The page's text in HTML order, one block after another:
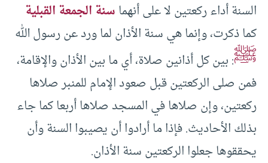
السنة أداء ركعتين لا على أنهماسنة الجمعة القبلية
كما ذكرت، وإنما هي سنة الأذان لما ورد عن رسول الله
ﷺ: بين كل أذانين صلاة، أي ما بين الأذان والإقامة،
فمن صلى الركعتين قبل صعود الإمام للمنبر صلاها
ركعتين، وإن صلاها في المسجد صلاها أربعا كما جاء
بذلك الأحاديث. فإذا ما أرادوا أن يصيبوا السنة وأن
يحققوها جعلوا الركعتين سنة الأذان.